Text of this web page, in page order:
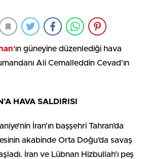
‘ın güneyine düzenlediği hava
Ali Cemalleddin Cevad’ın
HAVA SALDIRISI
İran’ın başşehri Tahran’da
akabinde Orta Doğu’da savaş
İran ve Lübnan Hizbullah’ı peş